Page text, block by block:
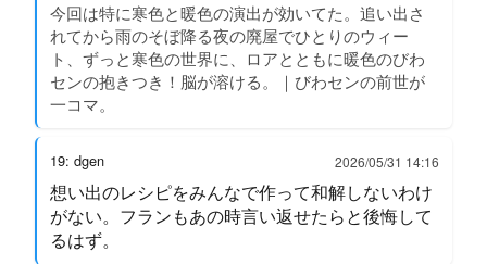
今回は特に寒色と暖色の演出が効いてた。追い出さ
れてから雨のそぼ降る夜の廃屋でひとりのウィー
ト、ずっと寒色の世界に、ロアとともに暖色のびわ
センの抱きつき！脳が溶ける。｜びわセンの前世が
一コマ。
19: dgen 2026/05/31 14:16
想い出のレシピをみんなで作って和解しないわけ
がない。フランもあの時言い返せたらと後悔して
るはず。